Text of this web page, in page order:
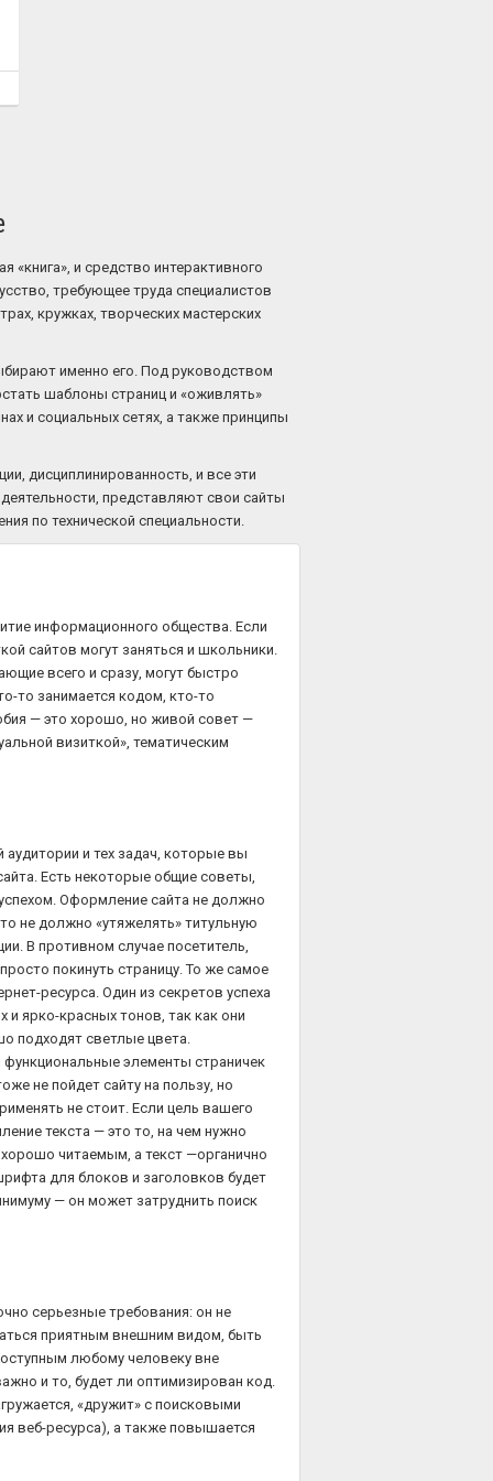
и средство интерактивного
требующее труда специалистов
кружках, творческих мастерских
именно его. Под руководством
шаблоны страниц и «оживлять»
и социальных сетях, а также принципы
дисциплинированность, и все эти
представляют свои сайты
по технической специальности.
информационного общества. Если
сайтов могут заняться и школьники.
всего и сразу, могут быстро
то занимается кодом, кто-то
— это хорошо, но живой совет —
визиткой», тематическим
аудитории и тех задач, которые вы
Есть некоторые общие советы,
Оформление сайта не должно
не должно «утяжелять» титульную
В противном случае посетитель,
покинуть страницу. То же самое
ресурса. Один из секретов успеха
ярко-красных тонов, так как они
подходят светлые цвета.
элементы страничек
не пойдет сайту на пользу, но
не стоит. Если цель вашего
текста — это то, на чем нужно
читаемым, а текст —органично
для блоков и заголовков будет
— он может затруднить поиск
серьезные требования: он не
приятным внешним видом, быть
любому человеку вне
и то, будет ли оптимизирован код.
«дружит» с поисковыми
веб-ресурса), а также повышается